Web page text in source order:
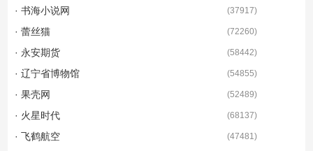
· 书海小说网 (37917)
· 蕾丝猫 (72260)
· 永安期货 (58442)
· 辽宁省博物馆 (54855)
· 果壳网 (52489)
· 火星时代 (68137)
· 飞鹤航空 (47481)